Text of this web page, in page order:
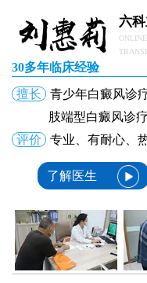
六
ONLINE
30多年临床经验
擅长
青少年白癜风诊
肢端型白癜风诊疗
评价
专业、有耐心、
了解医生